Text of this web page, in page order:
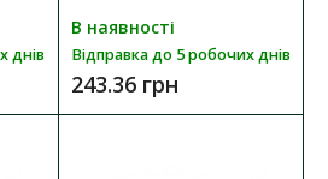
- це простий та елегантний дизайн
днів
В наявності
Відправка до 5 робочих днів
243.36 грн